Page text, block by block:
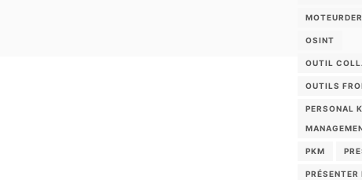
OSINT
OUTIL
OUTILS
PERSONAL
PKM